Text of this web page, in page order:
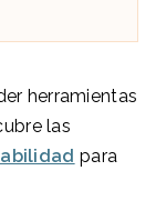
herramientas
las
para